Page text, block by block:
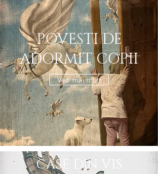
POVEȘTI DE
ADORMIT COPII
Vezi mai mult
CASE DIN VIS